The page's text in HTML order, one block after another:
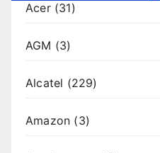
Acer(31)
AGM (3)
Alcatel (229)
Amazon (3)